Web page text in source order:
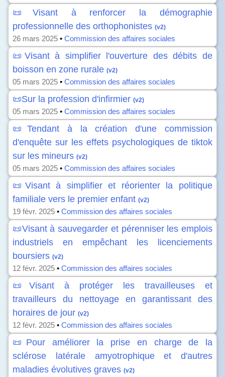
📜Visant à renforcer la démographie
professionnelle des orthophonistes (v2)
26 mars 2025 • Commission des affaires sociales
📜Visant à simplifier l'ouverture des débits de
boisson en zone rurale (v2)
05 mars 2025 • Commission des affaires sociales
📜Sur la profession d'infirmier (v2)
05 mars 2025 • Commission des affaires sociales
📜Tendant à la création d'une commission
d'enquête sur les effets psychologiques de tiktok
sur les mineurs (v2)
05 mars 2025 • Commission des affaires sociales
📜Visant à simplifier et réorienter la politique
familiale vers le premier enfant (v2)
19 févr. 2025 • Commission des affaires sociales
📜Visant à sauvegarder et pérenniser les emplois
industriels en empêchant les licenciements
boursiers (v2)
12 févr. 2025 • Commission des affaires sociales
📜Visant à protéger les travailleuses et
travailleurs du nettoyage en garantissant des
horaires de jour (v2)
12 févr. 2025 • Commission des affaires sociales
📜Pour améliorer la prise en charge de la
sclérose latérale amyotrophique et d'autres
maladies évolutives graves (v2)